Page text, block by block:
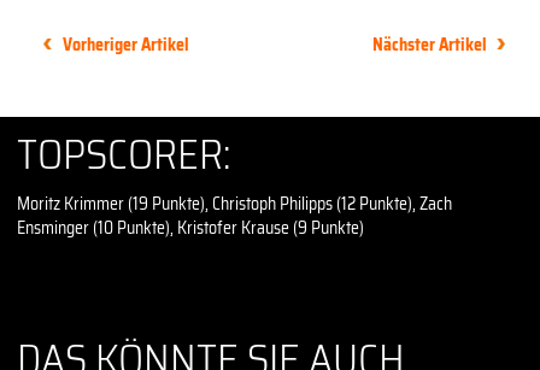
Vorheriger Artikel Nächster Artikel
TOPSCORER:
Moritz Krimmer (19 Punkte), Christoph Philipps (12 Punkte), Zach
Ensminger (10 Punkte), Kristofer Krause (9 Punkte)